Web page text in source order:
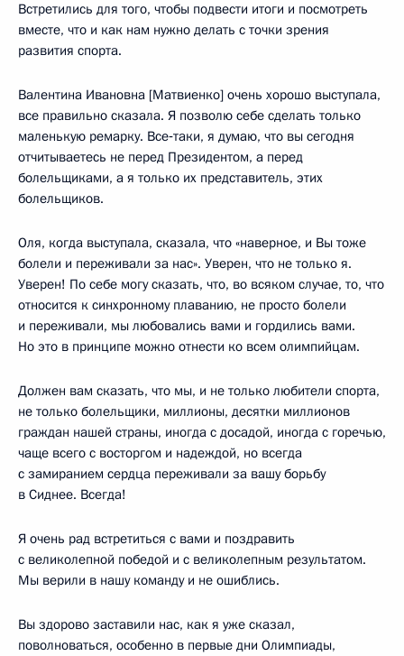
Встретились для того, чтобы подвести итоги и посмотреть
вместе, что и как нам нужно делать с точки зрения
развития спорта.
Валентина Ивановна [Матвиенко] очень хорошо выступала,
все правильно сказала. Я позволю себе сделать только
маленькую ремарку. Все‑таки, я думаю, что вы сегодня
отчитываетесь не перед Президентом, а перед
болельщиками, а я только их представитель, этих
болельщиков.
Оля, когда выступала, сказала, что «наверное, и Вы тоже
болели и переживали за нас». Уверен, что не только я.
Уверен! По себе могу сказать, что, во всяком случае, то, что
относится к синхронному плаванию, не просто болели
и переживали, мы любовались вами и гордились вами.
Но это в принципе можно отнести ко всем олимпийцам.
Должен вам сказать, что мы, и не только любители спорта,
не только болельщики, миллионы, десятки миллионов
граждан нашей страны, иногда с досадой, иногда с горечью,
чаще всего с восторгом и надеждой, но всегда
с замиранием сердца переживали за вашу борьбу
в Сиднее. Всегда!
Я очень рад встретиться с вами и поздравить
с великолепной победой и с великолепным результатом.
Мы верили в нашу команду и не ошиблись.
Вы здорово заставили нас, как я уже сказал,
поволноваться, особенно в первые дни Олимпиады,